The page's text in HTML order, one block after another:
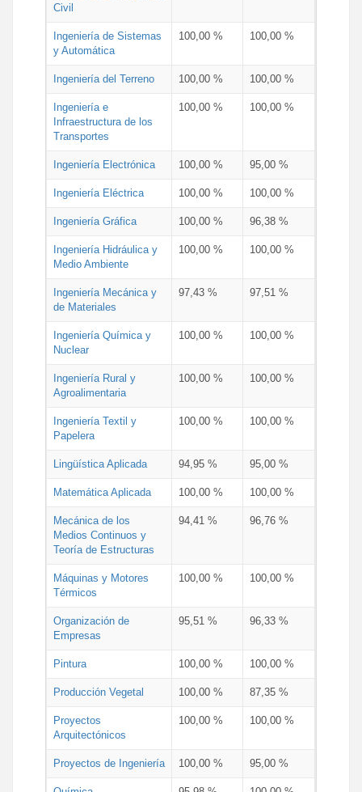
Civil
Ingeniería de Sistemas
y Automática
100,00 % 100,00 %
Ingeniería del Terreno 100,00 % 100,00 %
Ingeniería e
Infraestructura de los
Transportes
100,00 % 100,00 %
Ingeniería Electrónica 100,00 % 95,00 %
Ingeniería Eléctrica 100,00 % 100,00 %
Ingeniería Gráfica 100,00 % 96,38 %
Ingeniería Hidráulica y
Medio Ambiente
100,00 % 100,00 %
Ingeniería Mecánica y
de Materiales
97,43 % 97,51 %
Ingeniería Química y
Nuclear
100,00 % 100,00 %
Ingeniería Rural y
Agroalimentaria
100,00 % 100,00 %
Ingeniería Textil y
Papelera
100,00 % 100,00 %
Lingüística Aplicada 94,95 % 95,00 %
Matemática Aplicada 100,00 % 100,00 %
Mecánica de los
Medios Continuos y
Teoría de Estructuras
94,41 % 96,76 %
Máquinas y Motores
Térmicos
100,00 % 100,00 %
Organización de
Empresas
95,51 % 96,33 %
Pintura 100,00 % 100,00 %
Producción Vegetal 100,00 % 87,35 %
Proyectos
Arquitectónicos
100,00 % 100,00 %
Proyectos de Ingeniería 100,00 % 95,00 %